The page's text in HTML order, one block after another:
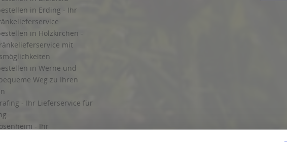
in Erding - Ihr
in Holzkirchen -
mit
in Werne und
Weg zu Ihren
- Ihr Lieferservice für
- Ihr